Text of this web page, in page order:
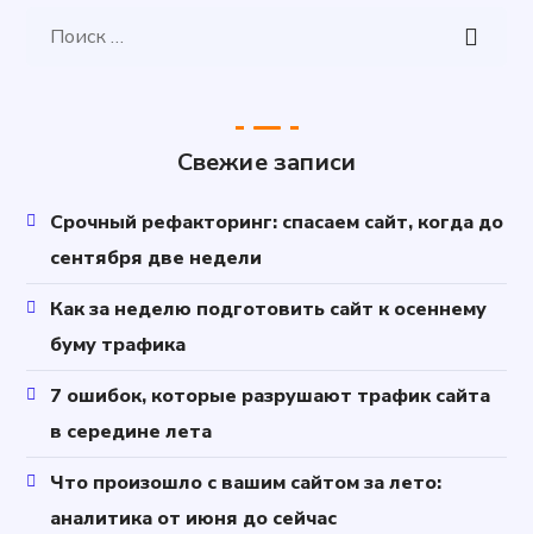
Свежие записи
Срочный рефакторинг: спасаем сайт, когда до
сентября две недели
Как за неделю подготовить сайт к осеннему
буму трафика
7 ошибок, которые разрушают трафик сайта
в середине лета
Что произошло с вашим сайтом за лето:
аналитика от июня до сейчас